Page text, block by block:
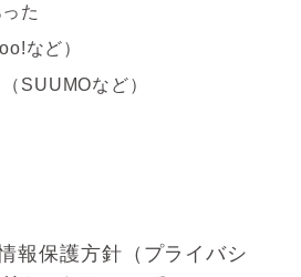
た
など）
SUUMOなど）
報保護方針（プライバシ